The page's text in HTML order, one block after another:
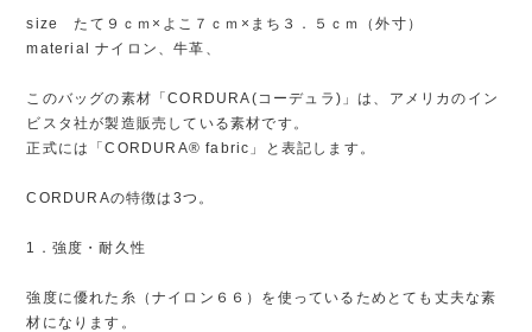
size たて９ｃｍ×よこ７ｃｍ×まち３．５ｃｍ（外寸）
material ナイロン、牛革、
このバッグの素材「CORDURA(コーデュラ)」は、アメリカのイン
ビスタ社が製造販売している素材です。
正式には「CORDURA® fabric」と表記します。
CORDURAの特徴は3つ。
1．強度・耐久性
強度に優れた糸（ナイロン６６）を使っているためとても丈夫な素
材になります。